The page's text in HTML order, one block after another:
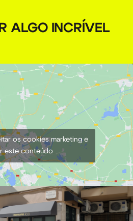
ALGO INCRÍVEL
os cookies marketing e
este conteúdo